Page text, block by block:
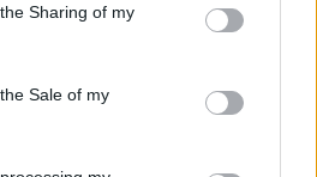
usage behaviour. You may click to
and its third-party tags to
purposes in below Google
Sharing of my
Sale of my
“Ja jūs
vīru un
vēzis”